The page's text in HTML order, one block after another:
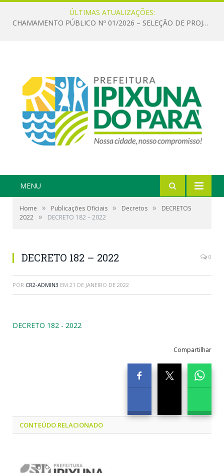
ÚLTIMAS ATUALIZAÇÕES:
CHAMAMENTO PÚBLICO Nº 01/2026 – SELEÇÃO DE PROJETOS PARA FIRMAR TERMO DE EXECUÇÃO CULTURAL COM RECURSOS DA POLÍTICA NACIONAL ALDIR BLANC DE FOMENTO À CULTURA – PNAB (LEI Nº 14.399/2022)
MENU
Home » Publicações Oficiais » Decretos »
DECRETOS
2022 » DECRETO 182 – 2022
DECRETO 182 – 2022 0
POR CR2-ADMIN3 EM 21 DE JANEIRO DE 2022
DECRETO 182 - 2022
Compartilhar
CONTEÚDO RELACIONADO